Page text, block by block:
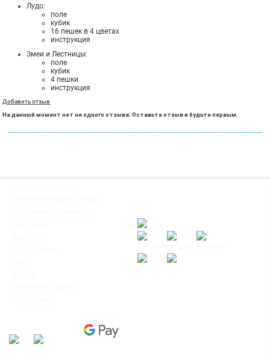
Лудо:
поле
кубик
16 пешек в 4 цветах
инструкция
Змеи и Лестницы:
поле
кубик
4 пешки
инструкция
Добавить отзыв
На данный момент нет ни одного отзыва. Оставьте отзыв и будьте первым.